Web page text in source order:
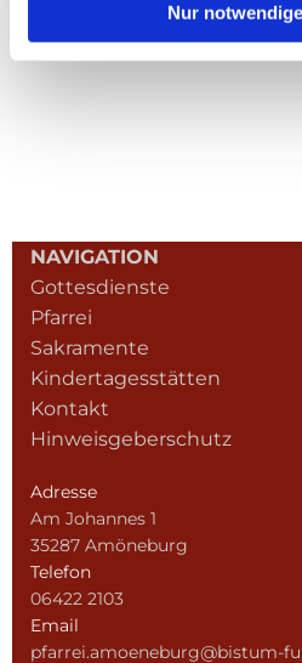
Nur
NAVIGATION
Gottesdienste
Pfarrei
Sakramente
Kindertagesstätten
Kontakt
Hinweisgeberschutz
Adresse
Am Johannes 1
35287 Amöneburg
Telefon
06422 2103
Email
pfarrei.amoeneburg@bistum-